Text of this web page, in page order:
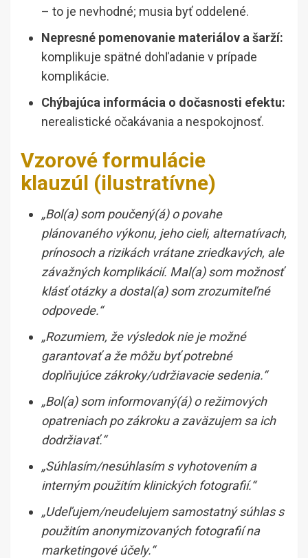
– to je nevhodné; musia byť oddelené.
Nepresné pomenovanie materiálov a šarží:
komplikuje spätné dohľadanie v prípade
komplikácie.
Chýbajúca informácia o dočasnosti efektu:
nerealistické očakávania a nespokojnosť.
Vzorové formulácie
klauzúl (ilustratívne)
„Bol(a) som poučený(á) o povahe
plánovaného výkonu, jeho cieli, alternatívach,
prínosoch a rizikách vrátane zriedkavých, ale
závažných komplikácií. Mal(a) som možnosť
klásť otázky a dostal(a) som zrozumiteľné
odpovede.“
„Rozumiem, že výsledok nie je možné
garantovať a že môžu byť potrebné
doplňujúce zákroky/udržiavacie sedenia.“
„Bol(a) som informovaný(á) o režimových
opatreniach po zákroku a zaväzujem sa ich
dodržiavať.“
„Súhlasím/nesúhlasím s vyhotovením a
interným použitím klinických fotografií.“
„Udeľujem/neudelujem samostatný súhlas s
použitím anonymizovaných fotografií na
marketingové účely.“